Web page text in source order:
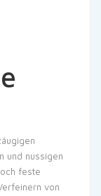
und nussigen
feste
von